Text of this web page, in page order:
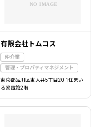
有限会社トムコス
仲介業
管理・プロパティマネジメント
東京都品川区東大井5丁目20-1住まい
る家電館2階